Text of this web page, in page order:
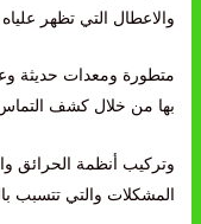
والاعطال التي تظهر
متطورة ومعدات حديثة
بها من خلال كشف التماس
وتركيب أنظمة الحرائق
المشكلات والتي تتسبب